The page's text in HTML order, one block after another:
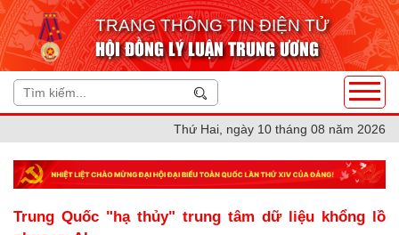
TRANG THÔNG TIN ĐIỆN TỬ
HỘI ĐỒNG LÝ LUẬN TRUNG ƯƠNG
Thứ Hai, ngày 10 tháng 08 năm 2026
Trung Quốc "hạ thủy" trung tâm dữ liệu khổng lồ